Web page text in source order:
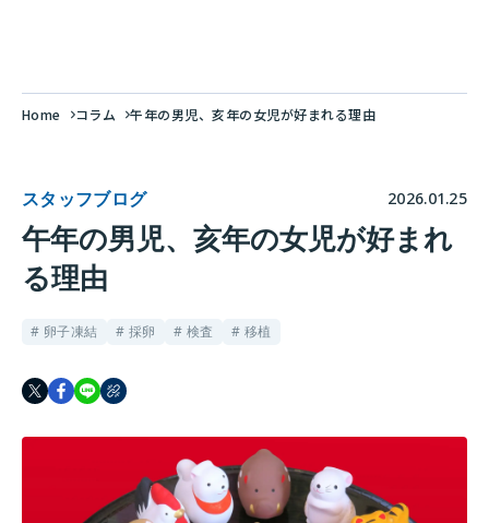
Home コラム 午年の男児、亥年の女児が好まれる理由
スタッフブログ 2026.01.25
午年の男児、亥年の女児が好まれ
る理由
# 卵子凍結 # 採卵 # 検査 # 移植